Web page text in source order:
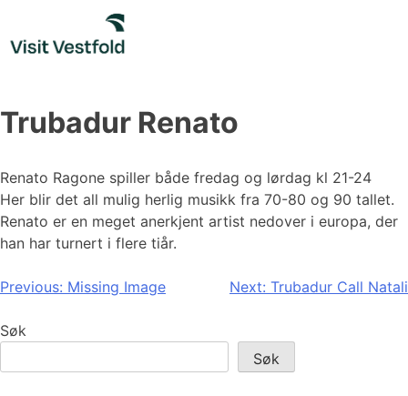
content
Trubadur Renato
Renato Ragone spiller både fredag og lørdag kl 21-24
Her blir det all mulig herlig musikk fra 70-80 og 90 tallet.
Renato er en meget anerkjent artist nedover i europa, der
han har turnert i flere tiår.
Innleggsnavigasjon
Previous: Missing Image Next: Trubadur Call Natali
Søk
Søk